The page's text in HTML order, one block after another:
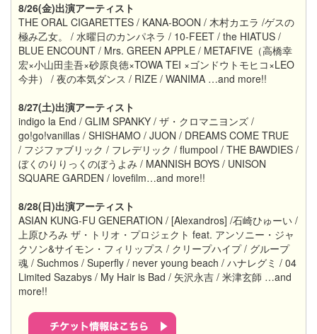
8/26(金)出演アーティスト
THE ORAL CIGARETTES / KANA-BOON / 木村カエラ /ゲスの
極み乙女。 / 水曜日のカンパネラ / 10-FEET / the HIATUS /
BLUE ENCOUNT / Mrs. GREEN APPLE / METAFIVE（高橋幸
宏×小山田圭吾×砂原良徳×TOWA TEI ×ゴンドウトモヒコ×LEO
今井） / 夜の本気ダンス / RIZE / WANIMA …and more!!
8/27(土)出演アーティスト
indigo la End / GLIM SPANKY / ザ・クロマニヨンズ /
go!go!vanillas / SHISHAMO / JUON / DREAMS COME TRUE
/ フジファブリック / フレデリック / flumpool / THE BAWDIES /
ぼくのりりっくのぼうよみ / MANNISH BOYS / UNISON
SQUARE GARDEN / lovefilm…and more!!
8/28(日)出演アーティスト
ASIAN KUNG-FU GENERATION / [Alexandros] /石崎ひゅーい /
上原ひろみ ザ・トリオ・プロジェクト feat. アンソニー・ジャ
クソン&サイモン・フィリップス / クリープハイプ / グループ
魂 / Suchmos / Superfly / never young beach / ハナレグミ / 04
Limited Sazabys / My Hair is Bad / 矢沢永吉 / 米津玄師 …and
more!!